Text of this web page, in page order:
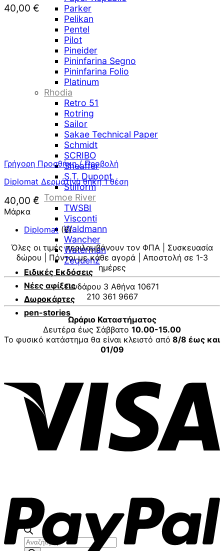
Parker
Pelikan
Pentel
Pilot
Pineider
Pininfarina Segno
Pininfarina Folio
Platinum
Rhodia
Retro 51
Rotring
Sailor
Sakae Technical Paper
Schmidt
SCRIBO
Sheaffer
S.T. Dupont
Stilform
Tomoe River
TWSBI
Visconti
Waldmann
Wancher
Waterman
Zequenz
Ειδικές Εκδόσεις
Νέες αφίξεις
Δωροκάρτες
pen-stories
Αναζήτηση
40,00 €
Γρήγορη Προσθήκη / Προβολή
Diplomat Δερμάτινη θήκη 1 θέση
40,00 €
Μάρκα
Diplomat (6)
Όλες οι τιμές περιλαμβάνουν τον ΦΠΑ | Συσκευασία
δώρου | Πόντοι με κάθε αγορά | Αποστολή σε 1-3
ημέρες
Πινδάρου 3 Αθήνα 10671
210 361 9667
Ωράριο Καταστήματος
Δευτέρα έως Σάββατο 10.00-15.00
Το φυσικό κατάστημα θα είναι κλειστό από 8/8 έως και
01/09